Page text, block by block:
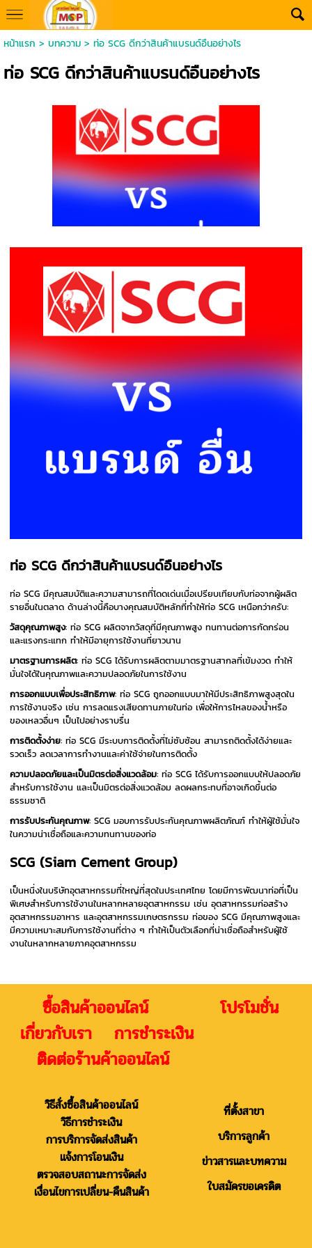
หน้าแรก > บทความ> ท่อ SCG ดีกว่าสินค้าแบรนด์อืนอย่างไร
ท่อ SCG ดีกว่าสินค้าแบรนด์อืนอย่างไร
ท่อ SCG ดีกว่าสินค้าแบรนด์อืนอย่างไร
ท่อ SCG มีคุณสมบัติและความสามารถที่โดดเด่นเมื่อเปรียบเทียบกับท่อจากผู้ผลิต
รายอื่นในตลาด ด้านล่างนี้คือบางคุณสมบัติหลักที่ทำให้ท่อ SCG เหนือกว่าครับ:
วัสดุคุณภาพสูง: ท่อ SCG ผลิตจากวัสดุที่มีคุณภาพสูง ทนทานต่อการกัดกร่อน
และแรงกระแทก ทำให้มีอายุการใช้งานที่ยาวนาน
มาตรฐานการผลิต: ท่อ SCG ได้รับการผลิตตามมาตรฐานสากลที่เข้มงวด ทำให้
มั่นใจได้ในคุณภาพและความปลอดภัยในการใช้งาน
การออกแบบเพื่อประสิทธิภาพ: ท่อ SCG ถูกออกแบบมาให้มีประสิทธิภาพสูงสุดใน
การใช้งานจริง เช่น การลดแรงเสียดทานภายในท่อ เพื่อให้การไหลของน้ำหรือ
ของเหลวอื่นๆ เป็นไปอย่างราบรื่น
การติดตั้งง่าย: ท่อ SCG มีระบบการติดตั้งที่ไม่ซับซ้อน สามารถติดตั้งได้ง่ายและ
รวดเร็ว ลดเวลาการทำงานและค่าใช้จ่ายในการติดตั้ง
ความปลอดภัยและเป็นมิตรต่อสิ่งแวดล้อม: ท่อ SCG ได้รับการออกแบบให้ปลอดภัย
สำหรับการใช้งาน และเป็นมิตรต่อสิ่งแวดล้อม ลดผลกระทบที่อาจเกิดขึ้นต่อ
ธรรมชาติ
การรับประกันคุณภาพ: SCG มอบการรับประกันคุณภาพผลิตภัณฑ์ ทำให้ผู้ใช้มั่นใจ
ในความน่าเชื่อถือและความทนทานของท่อ
SCG (Siam Cement Group)
เป็นหนึ่งในบริษัทอุตสาหกรรมที่ใหญ่ที่สุดในประเทศไทย โดยมีการพัฒนาท่อที่เป็น
พิเศษสำหรับการใช้งานในหลากหลายอุตสาหกรรม เช่น อุตสาหกรรมก่อสร้าง
อุตสาหกรรมอาหาร และอุตสาหกรรมเกษตรกรรม ท่อของ SCG มีคุณภาพสูงและ
มีความเหมาะสมกับการใช้งานที่ต่าง ๆ ทำให้เป็นตัวเลือกที่น่าเชื่อถือสำหรับผู้ใช้
งานในหลากหลายภาคอุตสาหกรรม
ซื้อสินค้าออนไลน์ โปรโมชั่น
เกี่ยวกับเรา การชำระเงิน
ติดต่อร้านค้าออนไลน์
วิธีสั่งซื้อสินค้าออนไลน์
วิธีการชำระเงิน
การบริการจัดส่งสินค้า
แจ้งการโอนเงิน
ตรวจสอบสถานะการจัดส่ง
เงื่อนไขการเปลี่ยน-คืนสินค้า
ที่ตั้งสาขา
บริการลูกค้า
ข่าวสารและบทความ
ใบสมัครขอเครดิต